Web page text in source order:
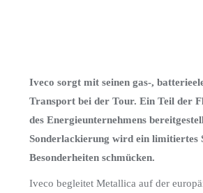
Iveco sorgt mit seinen gas-,
Transport bei der Tour. Ein Teil der
des Energieunternehmens
Sonderlackierung wird ein limitiertes
Besonderheiten schmücken.
Iveco begleitet Metallica auf der